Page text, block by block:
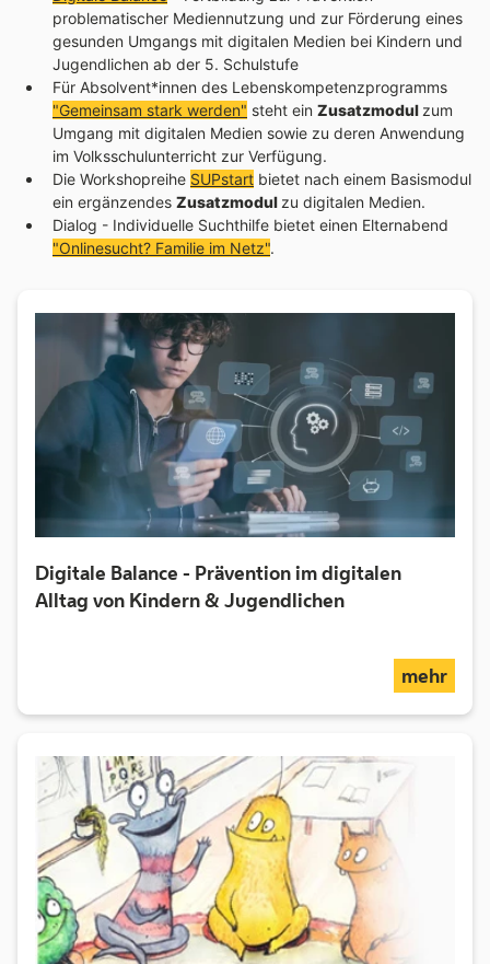
problematischer Mediennutzung und zur Förderung eines
gesunden Umgangs mit digitalen Medien bei Kindern und
Jugendlichen ab der 5. Schulstufe
Für Absolvent*innen des Lebenskompetenzprogramms
"Gemeinsam stark werden" steht ein Zusatzmodul zum
Umgang mit digitalen Medien sowie zu deren Anwendung
im Volksschulunterricht zur Verfügung.
Die Workshopreihe SUPstart bietet nach einem Basismodul
ein ergänzendes Zusatzmodul zu digitalen Medien.
Dialog - Individuelle Suchthilfe bietet einen Elternabend
"Onlinesucht? Familie im Netz".
Digitale Balance - Prävention im digitalen
Alltag von Kindern & Jugendlichen
mehr